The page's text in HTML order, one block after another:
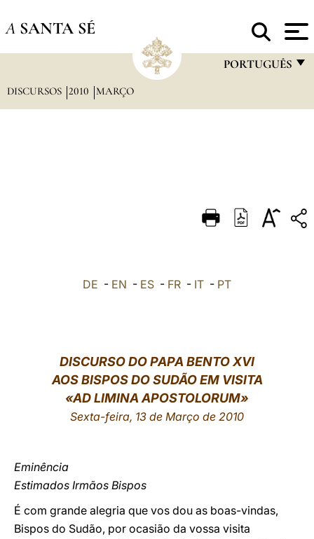
A SANTA SÉ
PORTUGUÊS
DEUTSCH
العربيّة
DISCURSOS 2010 MARÇO
DE - EN - ES - FR - IT - PT
DISCURSO DO PAPA BENTO XVI
AOS BISPOS DO SUDÃO EM VISITA
«AD LIMINA APOSTOLORUM»
Sexta-feira, 13 de Março de 2010
Eminência
Estimados Irmãos Bispos
É com grande alegria que vos dou as boas-vindas,
Bispos do Sudão, por ocasião da vossa visita